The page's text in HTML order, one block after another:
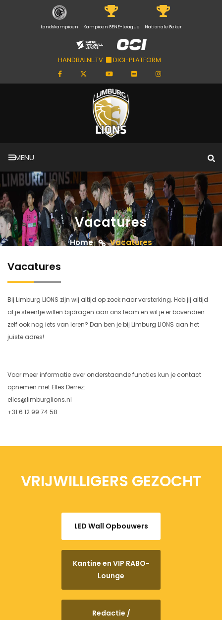
Landskampioen Kampioen BENE-League Nationale Beker
HANDBALNL.TV DIGI-PLATFORM
MENU
Vacatures
Home Vacatures
Vacatures
Bij Limburg LIONS zijn wij altijd op zoek naar versterking. Heb jij altijd
al je steentje willen bijdragen aan ons team en wil je er bovendien
zelf ook nog iets van leren? Dan ben je bij Limburg LIONS aan het
juiste adres!
Voor meer informatie over onderstaande functies kun je contact
opnemen met Elles Derrez:
elles@limburglions.nl
+31 6 12 99 74 58
VRIJWILLIGERS GEZOCHT
LED Wall Opbouwers
Kantine en VIP RABO-
Lounge
Redactie /